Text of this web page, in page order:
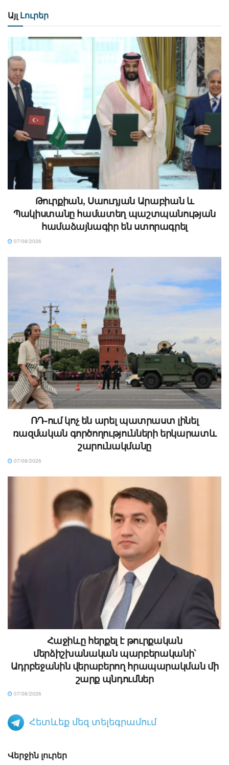
Այլ Լուրեր
Թուրքիան, Սաուդյան Արաբիան և
Պակիստանը համատեղ պաշտպանության
համաձայնագիր են ստորագրել
07/08/2026
ՌԴ-ում կոչ են արել պատրաստ լինել
ռազմական գործողությունների երկարատև
շարունակմանը
07/08/2026
Հաջիևը հերքել է թուրքական
մերձիշխանական պարբերականի՝
Ադրբեջանին վերաբերող հրապարակման մի
շարք պնդումներ
07/08/2026
Հետևեք մեզ տելեգրամում
Վերջին լուրեր